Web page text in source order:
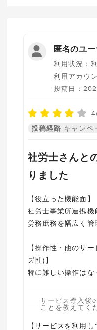
匿名のユ
利用状況：
利用アカウ
投稿日：
投稿経路 キャンペ
社労士さんと
りました
【役立った機能面】
社労士事業所連携機
労務庶務を幅広く管
【操作性・他のサ
ズ性)】
特に難しい操作はな
サービス導入後
ことを教えてく
【サービスを利用